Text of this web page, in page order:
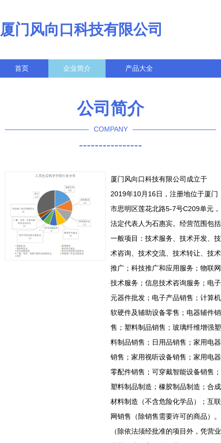
厦门风向口科技有限公司
首页 企业简介 产品大全
公司简介
COMPANY
----------------
厦门风向口科技有限公司成立于
2019年10月16日，注册地位于厦门
市思明区莲花北路5-7号C209单元，
法定代表人为石惠宾。经营范围包括
一般项目：技术服务、技术开发、技
术咨询、技术交流、技术转让、技术
推广；科技推广和应用服务；物联网
技术服务；信息技术咨询服务；电子
元器件批发；电子产品销售；计算机
软硬件及辅助设备零售；电器辅件销
售；塑料制品销售；玻璃纤维增强塑
料制品销售；日用品销售；家用电器
销售；家用视听设备销售；家用电器
零配件销售；可穿戴智能设备销售；
塑料制品制造；橡胶制品制造；合成
材料制造（不含危险化学品）；互联
网销售（除销售需要许可的商品）。
（除依法须经批准的项目外，凭营业